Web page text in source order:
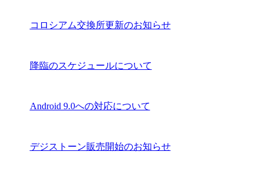
コロシアム交換所更新のお知らせ
降臨のスケジュールについて
Android 9.0への対応について
デジストーン販売開始のお知らせ